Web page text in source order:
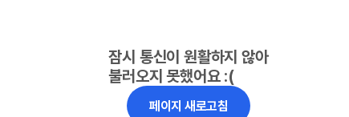
잠시 통신이 원활하지 않아
불러오지 못했어요 :(
페이지 새로고침